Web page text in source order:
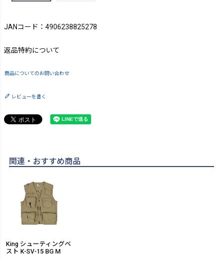
JANコード：4906238825278
返品特約について
商品についてのお問い合わせ
レビューを書く
関連・おすすめ商品
King シューティングベ
スト K-SV-15 BG M